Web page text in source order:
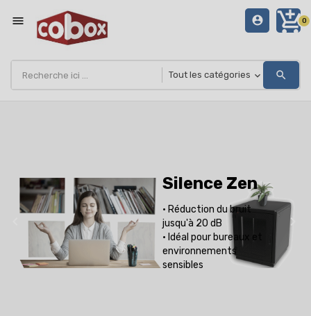
menu add_shopping_cart0
account_circle
search
Silence Zen
• Réduction du bruit
jusqu'à 20 dB
• Idéal pour bureaux et
environnements
sensibles
chevron_right